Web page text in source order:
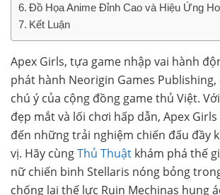
Đồ Họa Anime Đỉnh Cao và Hiệu Ứng
Kết Luận
Apex Girls, tựa game nhập vai hành
phát hành Neorigin Games
chú ý của cộng đồng game thủ Việt.
đẹp mắt và lối chơi hấp dẫn, Apex
đến những trải nghiệm chiến đấu đầy
vị. Hãy cùngThủ Thuật khám phá thế
nữ chiến binh Stellaris nóng bỏng
chống lại thế lực Ruin Mechinas hung